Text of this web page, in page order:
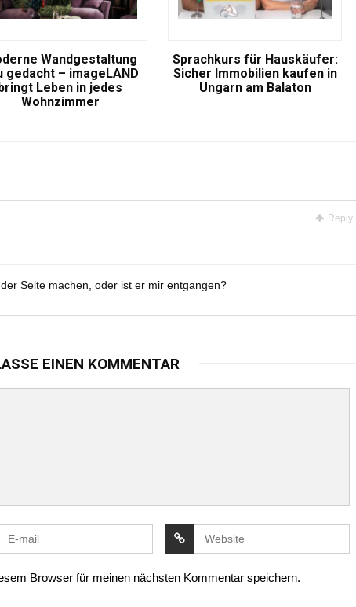
Wandgestaltung
gedacht – imageLAND
Leben in jedes
Wohnzimmer
Sprachkurs für Hauskäufer:
Sicher Immobilien kaufen in
Ungarn am Balaton
Reply
Seite machen, oder ist er mir entgangen?
EINEN KOMMENTAR
Browser für meinen nächsten Kommentar speichern.